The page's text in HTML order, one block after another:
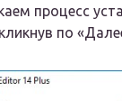
процесс
по